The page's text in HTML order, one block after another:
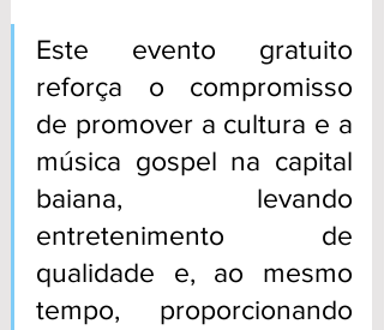
Este evento gratuito
reforça o compromisso
de promover a cultura e a
música gospel na capital
baiana, levando
entretenimento de
qualidade e, ao mesmo
tempo, proporcionando